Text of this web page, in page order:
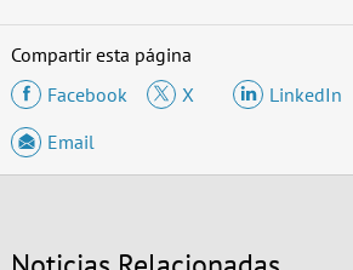
Compartir esta página
Facebook
X LinkedIn
Email